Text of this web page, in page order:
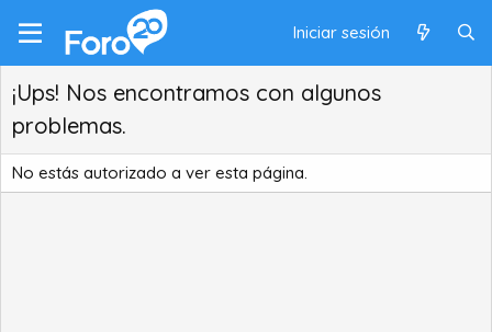
Iniciar sesión
¡Ups! Nos encontramos con algunos
problemas.
No estás autorizado a ver esta página.